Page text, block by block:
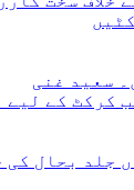
کرکٹ کے لیے
جلد بحال